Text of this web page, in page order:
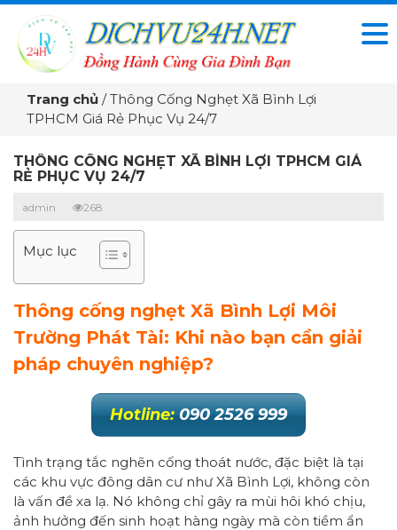
Trang chủ /Thông Cống Nghẹt Xã Bình Lợi
TPHCM Giá Rẻ Phục Vụ 24/7
THÔNG CỐNG NGHẸT XÃ BÌNH LỢI TPHCM GIÁ
RẺ PHỤC VỤ 24/7
admin 268
Mục lục
Thông cống nghẹt Xã Bình Lợi Môi
Trường Phát Tài: Khi nào bạn cần giải
pháp chuyên nghiệp?
Hotline: 090 2526 999
Tình trạng tắc nghẽn cống thoát nước, đặc biệt là tại
các khu vực đông dân cư như Xã Bình Lợi, không còn
là vấn đề xa lạ. Nó không chỉ gây ra mùi hôi khó chịu,
ảnh hưởng đến sinh hoạt hàng ngày mà còn tiềm ẩn